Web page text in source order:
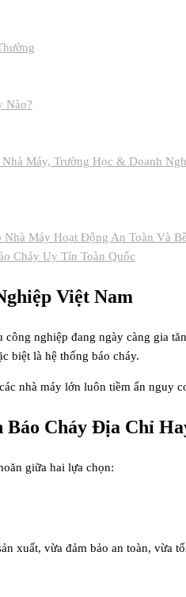
Nào?
Máy, Trường Học & Doanh
Máy Hoạt Động An Toàn Và
Cháy Uy Tín Toàn Quốc
Việt Nam
nghiệp đang ngày càng gia
biệt là hệ thống báo cháy.
nhà máy lớn luôn tiềm ẩn nguy
Cháy Địa Chỉ
giữa hai lựa chọn:
xuất, vừa đảm bảo an toàn,